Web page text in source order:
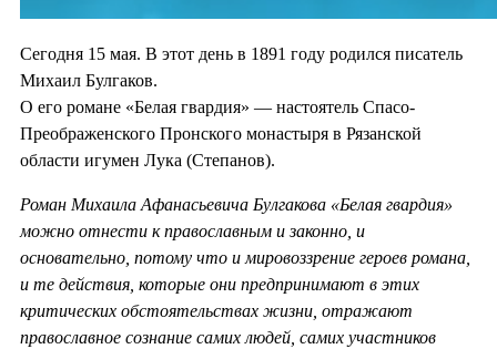
Сегодня 15 мая. В этот день в 1891 году родился писатель
Михаил Булгаков.
О его романе «Белая гвардия» — настоятель Спасо-
Преображенского Пронского монастыря в Рязанской
области игумен Лука (Степанов).
Роман Михаила Афанасьевича Булгакова «Белая гвардия»
можно отнести к православным и законно, и
основательно, потому что и мировоззрение героев романа,
и те действия, которые они предпринимают в этих
критических обстоятельствах жизни, отражают
православное сознание самих людей, самих участников